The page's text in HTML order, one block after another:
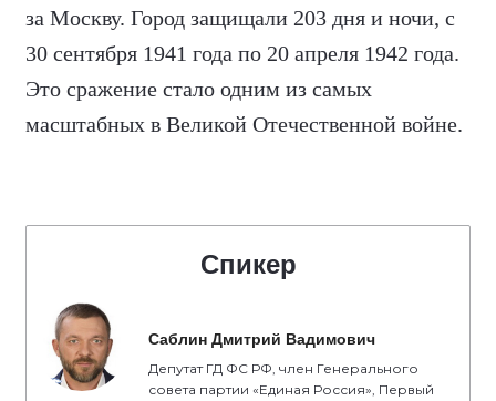
за Москву. Город защищали 203 дня и ночи, с
30 сентября 1941 года по 20 апреля 1942 года.
Это сражение стало одним из самых
масштабных в Великой Отечественной войне.
Спикер
Саблин Дмитрий Вадимович
Депутат ГД ФС РФ, член Генерального
совета партии «Единая Россия», Первый